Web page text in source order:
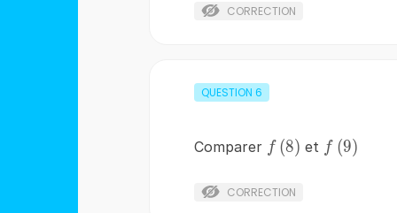
CORRECTION
QUESTION 6
Comparer f\left(8\right)
f (8) et f (9)
CORRECTION